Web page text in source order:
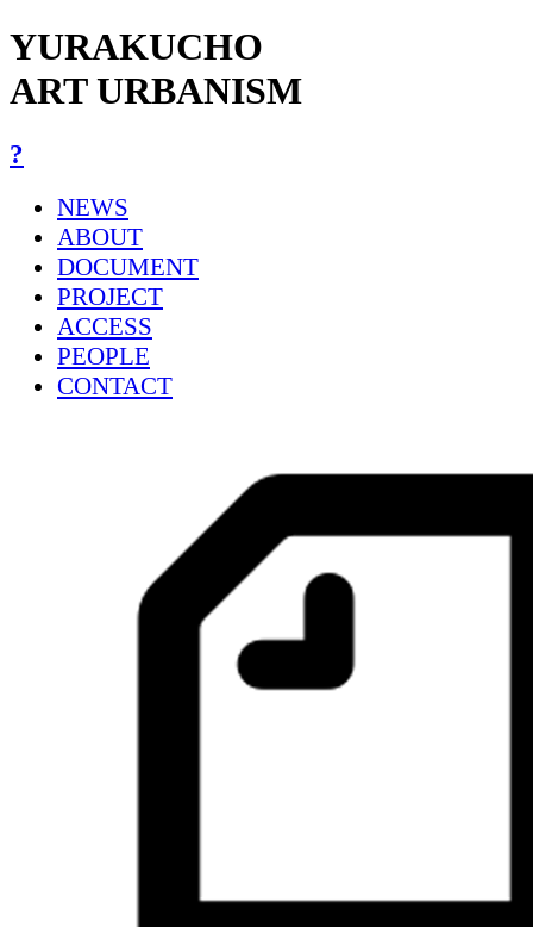
YURAKUCHO
ART URBANISM
?
NEWS
ABOUT
DOCUMENT
PROJECT
ACCESS
PEOPLE
CONTACT